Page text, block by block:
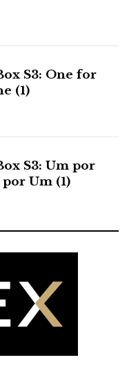
S3: One for
(1)
S3: Um por
Um (1)